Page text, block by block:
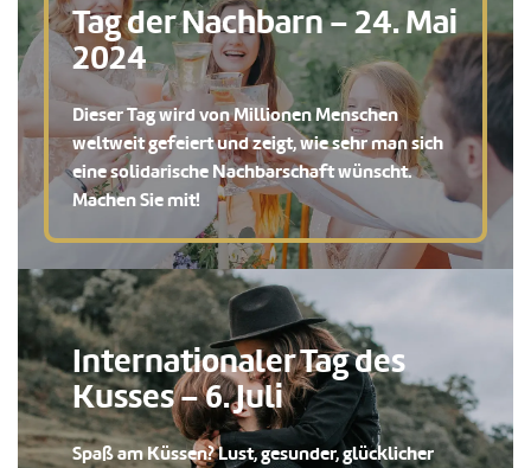
Tag der Nachbarn – 24. Mai
2024
Dieser Tag wird von Millionen Menschen
weltweit gefeiert und zeigt, wie sehr man sich
eine solidarische Nachbarschaft wünscht.
Machen Sie mit!
Internationaler Tag des
Kusses – 6. Juli
Spaß am Küssen? Lust, gesunder, glücklicher